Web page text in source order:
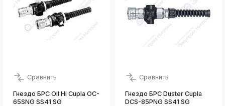
Сравнить
Гнездо БРС Oil Hi Cupla OC-
65SNG SS41 SG
Сравнить
Гнездо БРС Duster Cupla
DCS-85PNG SS41 SG